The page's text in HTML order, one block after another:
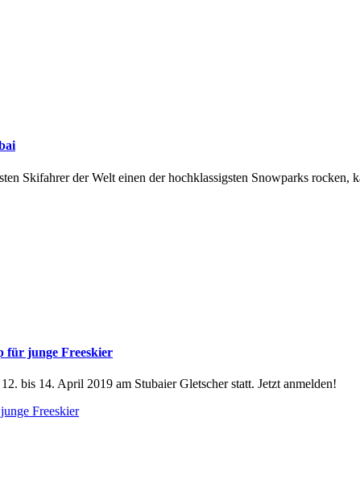
Skifahrer der Welt einen der hochklassigsten Snowparks rocken,
für junge Freeskier
bis 14. April 2019 am Stubaier Gletscher statt. Jetzt anmelden!
Freeskier